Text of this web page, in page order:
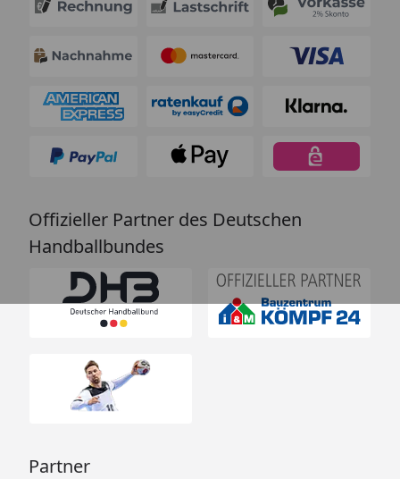
Offizieller Partner des Deutschen
Handballbundes
Partner